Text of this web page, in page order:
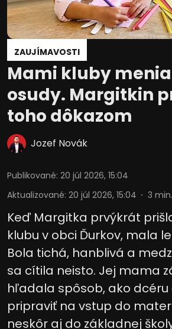
ZAUJÍMAVOSTI
Mami kluby
osudy. Margitkin
toho dôkazom
Jozef Novák
Publikované: 20 júl 2026, 15:04
Aktualizované: 20 júl 2026, 15:04 3
Keď Margitka prvýkrát
klubu v obci Ďurkov, mala
Bola tichá, hanblivá a
sa cítila neisto. Jej mama
hľadala spôsob, ako dcéru
pripraviť na vstup do
neskôr aj do základnej